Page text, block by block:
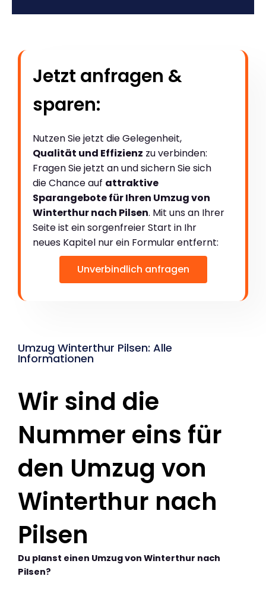
Jetzt anfragen &
sparen:
Nutzen Sie jetzt die Gelegenheit,
Qualität und Effizienz zu verbinden:
Fragen Sie jetzt an und sichern Sie sich
die Chance auf attraktive
Sparangebote für Ihren Umzug von
Winterthur nach Pilsen. Mit uns an Ihrer
Seite ist ein sorgenfreier Start in Ihr
neues Kapitel nur ein Formular entfernt:
Unverbindlich anfragen
Umzug Winterthur Pilsen: Alle
Informationen
Wir sind die
Nummer eins für
den Umzug von
Winterthur nach
Pilsen
Du planst einen Umzug von Winterthur nach
Pilsen?